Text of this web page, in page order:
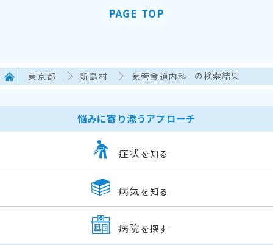
PAGE TOP
東京都 新島村 気管食道内科 の検索結果
悩みに寄り添うアプローチ
症状 を知る
病気 を知る
病院 を探す